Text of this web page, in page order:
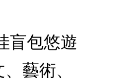
盲包悠遊
藝術、